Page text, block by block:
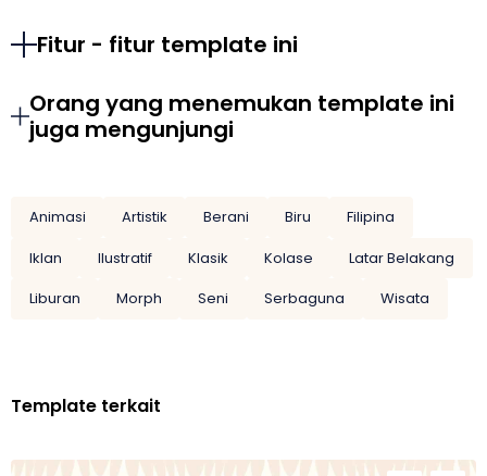
Fitur - fitur template ini
Orang yang menemukan template ini
juga mengunjungi
Animasi Artistik Berani Biru
Filipina
Iklan
Ilustratif Klasik Kolase
Latar Belakang
Liburan
Morph Seni Serbaguna Wisata
Template terkait